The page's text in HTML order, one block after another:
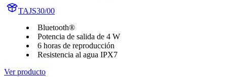
TAJS30/00
Bluetooth®
Potencia de salida de 4 W
6 horas de reproducción
Resistencia al agua IPX7
Ver producto